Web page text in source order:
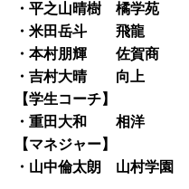
・平之山晴樹 橘学苑
・米田岳斗 飛龍
・本村朋輝 佐賀商
・吉村大晴 向上
【学生コーチ】
・重田大和 相洋
【マネジャー】
・山中倫太朗 山村学園